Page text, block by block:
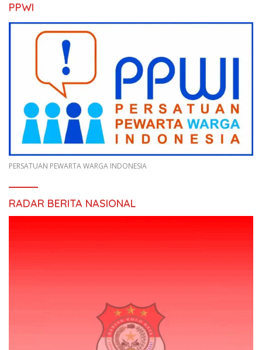
PPWI
PERSATUAN PEWARTA WARGA INDONESIA
RADAR BERITA NASIONAL